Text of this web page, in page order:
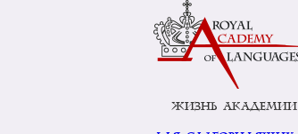
Жизнь академии